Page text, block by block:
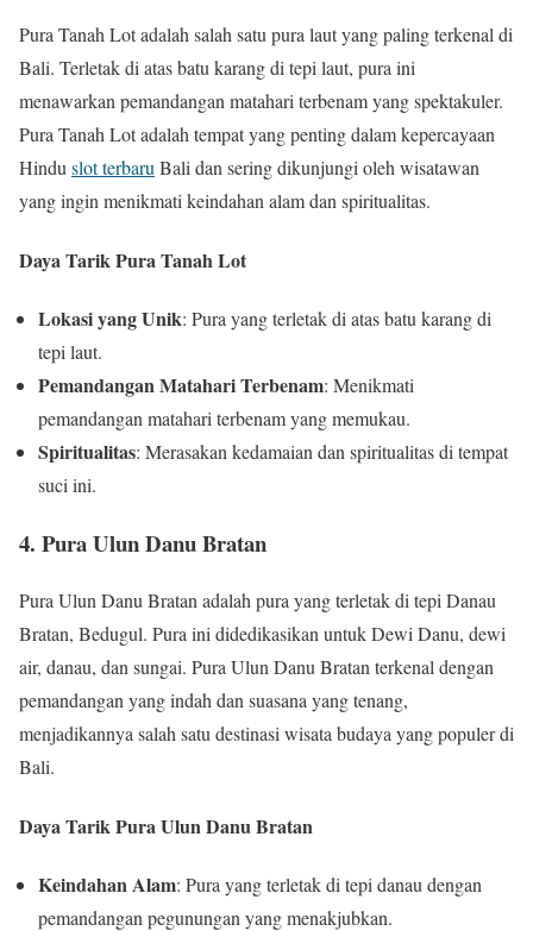
Pura Tanah Lot adalah salah satu pura laut yang paling terkenal di
Bali. Terletak di atas batu karang di tepi laut, pura ini
menawarkan pemandangan matahari terbenam yang spektakuler.
Pura Tanah Lot adalah tempat yang penting dalam kepercayaan
Hinduslot terbaruBali dan sering dikunjungi oleh wisatawan
yang ingin menikmati keindahan alam dan spiritualitas.
Daya Tarik Pura Tanah Lot
Lokasi yang Unik: Pura yang terletak di atas batu karang di
tepi laut.
Pemandangan Matahari Terbenam: Menikmati
pemandangan matahari terbenam yang memukau.
Spiritualitas: Merasakan kedamaian dan spiritualitas di tempat
suci ini.
4. Pura Ulun Danu Bratan
Pura Ulun Danu Bratan adalah pura yang terletak di tepi Danau
Bratan, Bedugul. Pura ini didedikasikan untuk Dewi Danu, dewi
air, danau, dan sungai. Pura Ulun Danu Bratan terkenal dengan
pemandangan yang indah dan suasana yang tenang,
menjadikannya salah satu destinasi wisata budaya yang populer di
Bali.
Daya Tarik Pura Ulun Danu Bratan
Keindahan Alam: Pura yang terletak di tepi danau dengan
pemandangan pegunungan yang menakjubkan.